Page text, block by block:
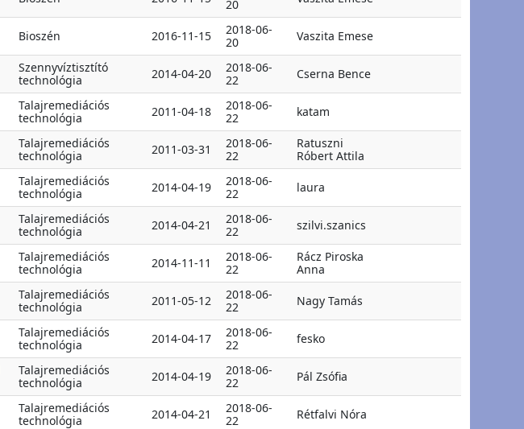
20
Bioszén 2016-11-15
2018-06-
20
Vaszita Emese
Szennyvíztisztító
technológia
2014-04-20
2018-06-
22
Cserna Bence
Talajremediációs
technológia
2011-04-18
2018-06-
22
katam
Talajremediációs
technológia
2011-03-31
2018-06-
22
Ratuszni
Róbert Attila
Talajremediációs
technológia
2014-04-19
2018-06-
22
laura
Talajremediációs
technológia
2014-04-21
2018-06-
22
szilvi.szanics
Talajremediációs
technológia
2014-11-11
2018-06-
22
Rácz Piroska
Anna
Talajremediációs
technológia
2011-05-12
2018-06-
22
Nagy Tamás
Talajremediációs
technológia
2014-04-17
2018-06-
22
fesko
Talajremediációs
technológia
2014-04-19
2018-06-
22
Pál Zsófia
Talajremediációs
technológia
2014-04-21
2018-06-
22
Rétfalvi Nóra